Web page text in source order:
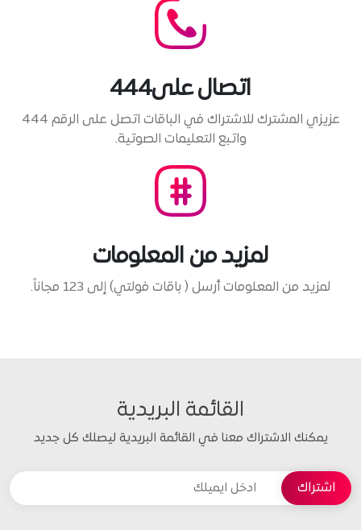
اتصال على444
عزيزي المشترك للاشتراك في الباقات اتصل على الرقم 444
واتبع التعليمات الصوتية.
لمزيد من المعلومات
لمزيد من المعلومات أرسل ( باقات فولتي) إلى 123 مجاناً.
القائمة البريدية
يمكنك الاشتراك معنا في القائمة البريدية ليصلك كل جديد